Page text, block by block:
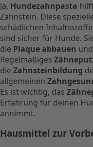
Ja, Hundezahnpasta
Zahnstein. Diese
schädlichen
sind sicher für Hunde.
die Plaque abbauen
Regelmäßiges
die Zahnsteinbildung
allgemeinen
Es ist wichtig, das
Erfahrung für deinen
annimmt.
Hausmittel zur